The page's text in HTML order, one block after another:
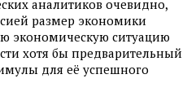
аналитиков очевидно,
размер экономики
экономическую ситуацию
хотя бы предварительный
для её успешного